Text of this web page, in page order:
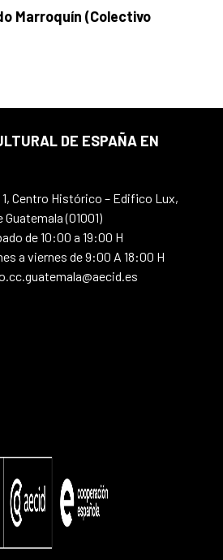
Marroquín (Colectivo
DE ESPAÑA EN
1, Centro Histórico – Edifico Lux,
(01001)
de 10:00 a 19:00 H
a viernes de 9:00 A 18:00 H